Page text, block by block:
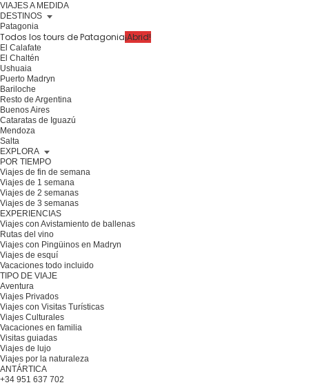
VIAJES A MEDIDA
DESTINOS
Patagonia
Todos los tours de Patagonia¡Abrid!
El Calafate
El Chaltén
Ushuaia
Puerto Madryn
Bariloche
Resto de Argentina
Buenos Aires
Cataratas de Iguazú
Mendoza
Salta
EXPLORA
POR TIEMPO
Viajes de fin de semana
Viajes de 1 semana
Viajes de 2 semanas
Viajes de 3 semanas
EXPERIENCIAS
Viajes con Avistamiento de ballenas
Rutas del vino
Viajes con Pingüinos en Madryn
Viajes de esquí
Vacaciones todo incluido
TIPO DE VIAJE
Aventura
Viajes Privados
Viajes con Visitas Turísticas
Viajes Culturales
Vacaciones en familia
Visitas guiadas
Viajes de lujo
Viajes por la naturaleza
ANTÁRTICA
+34 951 637 702